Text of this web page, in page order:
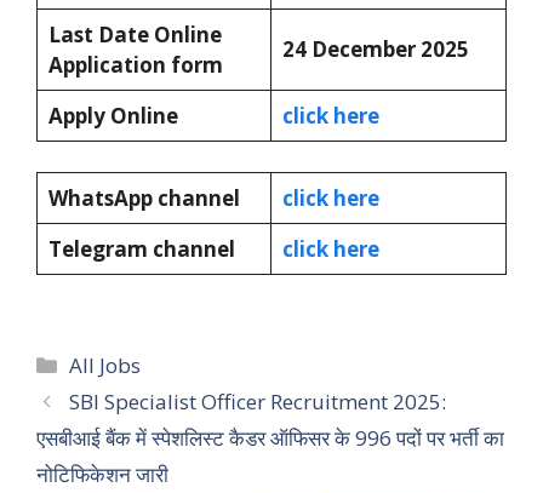
Last Date Online
Application form
24 December 2025
Apply Online click here
WhatsApp channel
click here
Telegram channel
click here
Categories
All Jobs
SBI Specialist Officer Recruitment 2025:
एसबीआई बैंक में स्पेशलिस्ट कैडर ऑफिसर के 996 पदों पर भर्ती का
नोटिफिकेशन जारी